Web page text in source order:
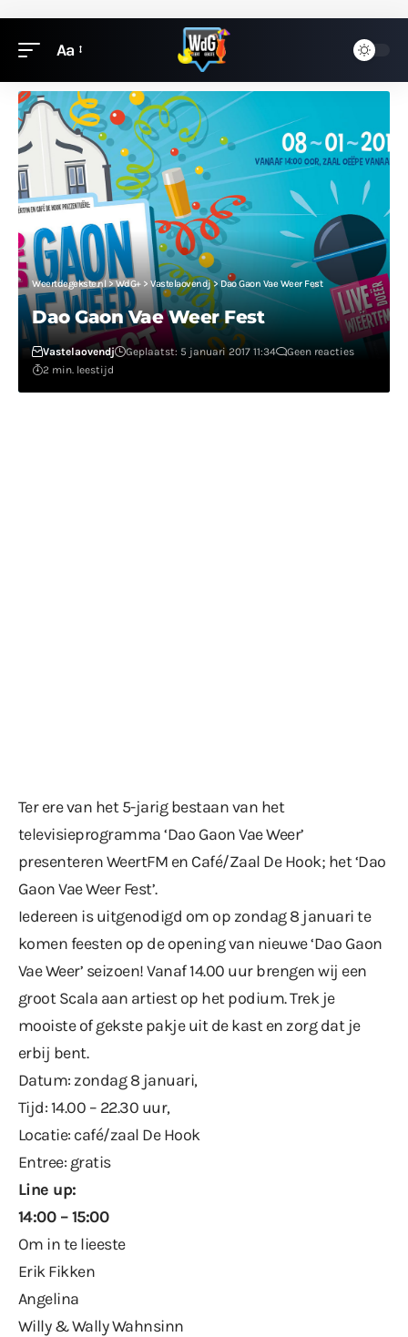
Aa
Weertdegekste.nl >WdG+> Vastelaovendj>Dao Gaon Vae Weer Fest
Dao Gaon Vae Weer Fest
Vastelaovendj Geplaatst: 5 januari 2017 11:34
Geen reacties
2 min. leestijd
Ter ere van het 5-jarig bestaan van het
televisieprogramma ‘Dao Gaon Vae Weer’
presenteren WeertFM en Café/Zaal De Hook; het ‘Dao
Gaon Vae Weer Fest’.
Iedereen is uitgenodigd om op zondag 8 januari te
komen feesten op de opening van nieuwe ‘Dao Gaon
Vae Weer’ seizoen! Vanaf 14.00 uur brengen wij een
groot Scala aan artiest op het podium. Trek je
mooiste of gekste pakje uit de kast en zorg dat je
erbij bent.
Datum: zondag 8 januari,
Tijd: 14.00 – 22.30 uur,
Locatie: café/zaal De Hook
Entree: gratis
Line up:
14:00 – 15:00
Om in te lieeste
Erik Fikken
Angelina
Willy & Wally Wahnsinn